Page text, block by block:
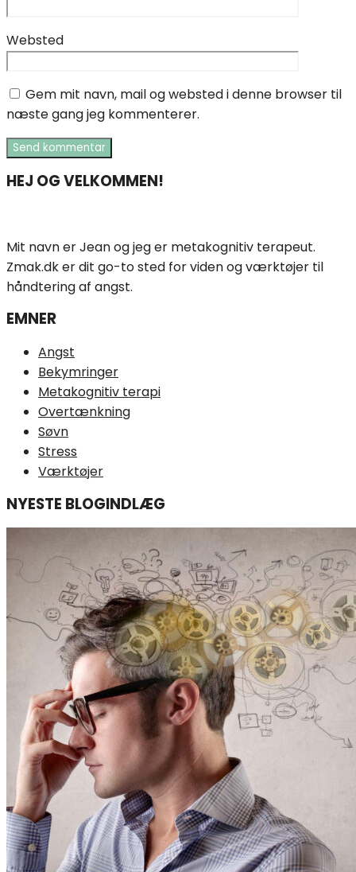
Websted
Gem mit navn, mail og websted i denne browser til
næste gang jeg kommenterer.
HEJ OG VELKOMMEN!
Mit navn er Jean og jeg er metakognitiv terapeut.
Zmak.dk er dit go-to sted for viden og værktøjer til
håndtering af angst.
EMNER
Angst
Bekymringer
Metakognitiv terapi
Overtænkning
Søvn
Stress
Værktøjer
NYESTE BLOGINDLÆG